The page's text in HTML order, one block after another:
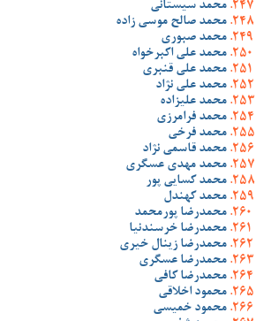
محمد سیستانی
محمد صالح موسی زاده
محمد صبوری
محمد علی اکبرخواه
محمد علی قنبری
محمد علی نژاد
محمد علیزاده
محمد فرامرزی
محمد فرخی
محمد قاسمی نژاد
محمد مهدی عسگری
محمد کسایی پور
محمد کهندل
محمدرضا پورمحمد
محمدرضا خرسندنیا
محمدرضا زینال خیری
محمدرضا عسگری
محمدرضا کافی
محمود اخلاقی
محمود خمیسی